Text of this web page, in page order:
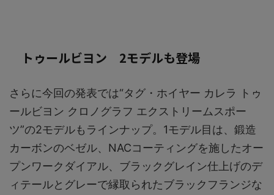
トゥールビヨン 2モデルも登場
さらに今回の発表では“タグ・ホイヤー カレラ トゥ
ールビヨン クロノグラフ エクストリームスポー
ツ”の2モデルもラインナップ。1モデル目は、鍛造
カーボンのベゼル、NACコーティングを施したオー
プンワークダイアル、ブラックグレイン仕上げのデ
ィテールとグレーで縁取られたブラックフランジな